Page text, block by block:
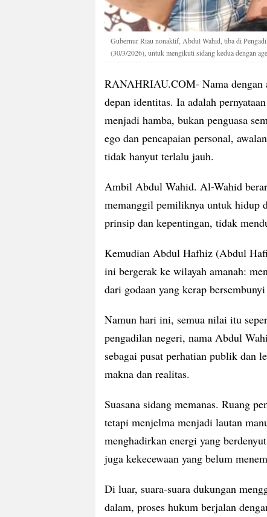
Gubernur Riau nonaktif, Abdul Wahid, tiba di
(30/3/2026), untuk mengikuti sidang kedua dengan
RANAHRIAU.COM- Nama dengan
depan identitas. Ia adalah
menjadi hamba, bukan penguasa
ego dan pencapaian personal,
tidak hanyut terlalu jauh.
Ambil Abdul Wahid. Al-Wahid
memanggil pemiliknya untuk hidup
prinsip dan kepentingan, tidak
Kemudian Abdul Hafhiz (Abdul
ini bergerak ke wilayah amanah:
dari godaan yang kerap
Namun hari ini, semua nilai itu
pengadilan negeri, nama Abdul
sebagai pusat perhatian publik dan
makna dan realitas.
Suasana sidang memanas. Ruang
tetapi menjelma menjadi lautan
menghadirkan energi yang
juga kekecewaan yang belum
Di luar, suara-suara dukungan
dalam, proses hukum berjalan